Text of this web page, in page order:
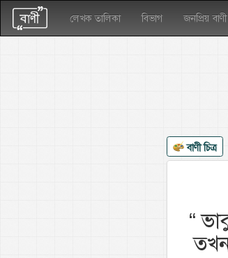
লেখক তালিকা বিভাগ জনপ্রিয় বাণী
বাণী চিত্র
“